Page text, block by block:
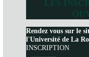
LES
Rendez vous sur le
l'Université de La
INSCRIPTION